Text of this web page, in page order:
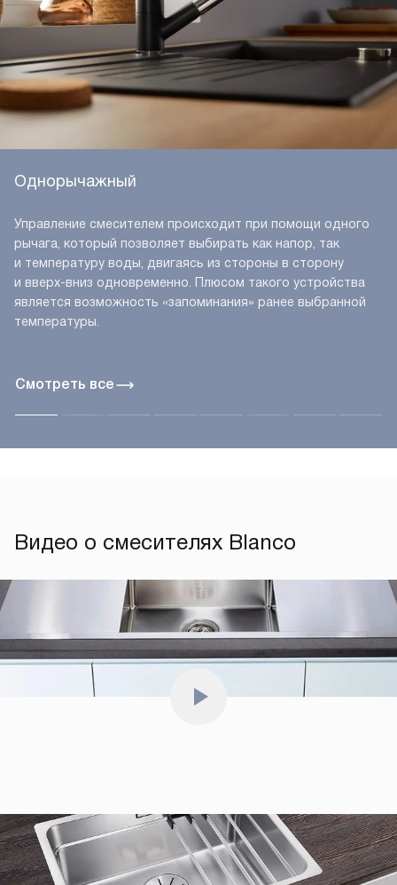
Смотреть все
Однорычажный
Управление смесителем происходит при помощи одного
рычага, который позволяет выбирать как напор, так
и температуру воды, двигаясь из стороны в сторону
и вверх-вниз одновременно. Плюсом такого устройства
является возможность «запоминания» ранее выбранной
температуры.
Видео о смесителях Blanco